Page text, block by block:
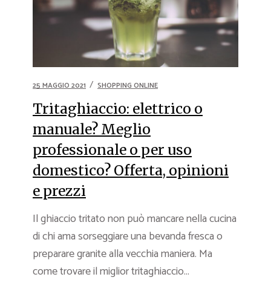
25 MAGGIO 2021 SHOPPING ONLINE
Tritaghiaccio: elettrico o
manuale? Meglio
professionale o per uso
domestico? Offerta, opinioni
e prezzi
Il ghiaccio tritato non può mancare nella cucina
di chi ama sorseggiare una bevanda fresca o
preparare granite alla vecchia maniera. Ma
come trovare il miglior tritaghiaccio...